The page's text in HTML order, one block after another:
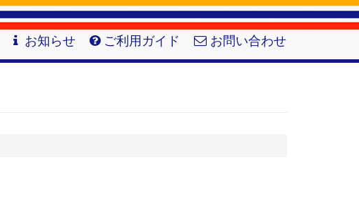
お知らせ ご利用ガイド お問い合わせ